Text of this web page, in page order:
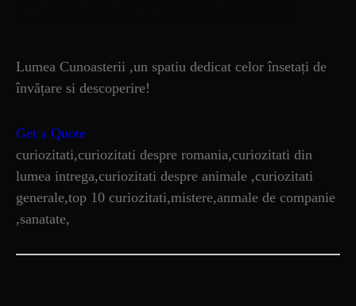
Lumea Cunoasterii ,un spatiu dedicat celor însetați de
învățare si descoperire!
Get a Quote
curiozitati,curiozitati despre romania,curiozitati din
lumea intrega,curiozitati despre animale ,curiozitati
generale,top 10 curiozitati,mistere,anmale de companie
,sanatate,